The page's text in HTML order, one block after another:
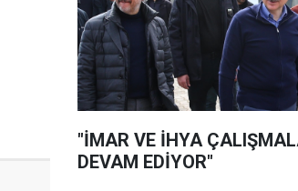
"İMAR VE İHYA
DEVAM EDİYOR"